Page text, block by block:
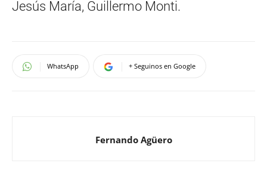
Jesús María, Guillermo Monti.
WhatsApp + Seguinos en Google
Fernando Agüero